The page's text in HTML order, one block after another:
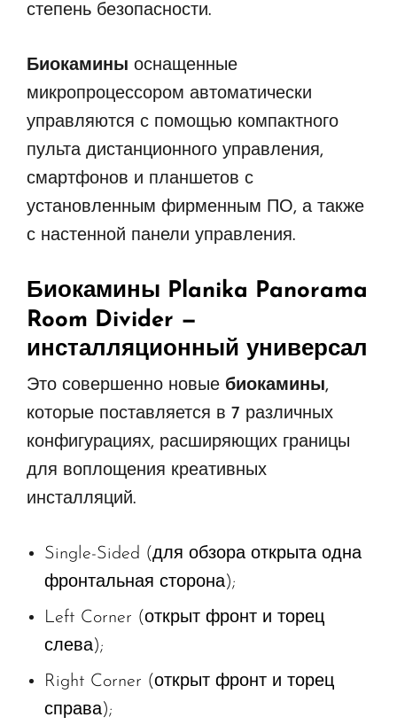
степень безопасности.
Биокамины оснащенные
микропроцессором автоматически
управляются с помощью компактного
пульта дистанционного управления,
смартфонов и планшетов с
установленным фирменным ПО, а также
с настенной панели управления.
Биокамины Planika Panorama
Room Divider —
инсталляционный универсал
Это совершенно новые биокамины,
которые поставляется в 7 различных
конфигурациях, расширяющих границы
для воплощения креативных
инсталляций.
Single-Sided (для обзора открыта одна
фронтальная сторона);
Left Corner (открыт фронт и торец
слева);
Right Corner (открыт фронт и торец
справа);